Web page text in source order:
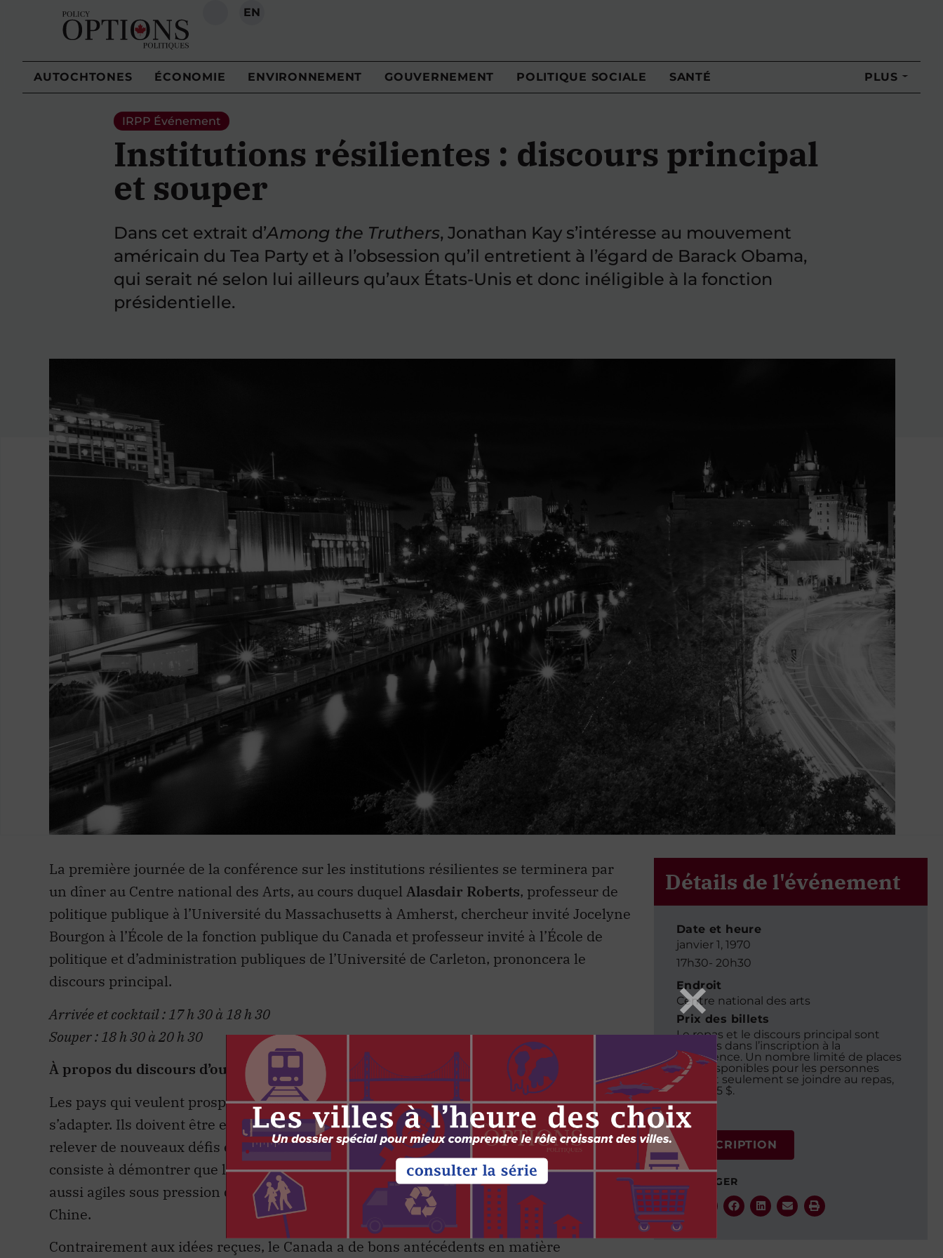
RECHERCHE
EN
AUTOCHTONES ÉCONOMIE ENVIRONNEMENT GOUVERNEMENT POLITIQUE SOCIALE SANTÉ PLUS
IRPP Événement
Institutions résilientes : discours principal
et souper
Dans cet extrait d’Among the Truthers, Jonathan Kay s’intéresse au mouvement
américain du Tea Party et à l’obsession qu’il entretient à l’égard de Barack Obama,
qui serait né selon lui ailleurs qu’aux États-Unis et donc inéligible à la fonction
présidentielle.
La première journée de la conférence sur les institutions résilientes se terminera par
un dîner au Centre national des Arts, au cours duquel Alasdair Roberts, professeur de
politique publique à l’Université du Massachusetts à Amherst, chercheur invité Jocelyne
Bourgon à l’École de la fonction publique du Canada et professeur invité à l’École de
politique et d’administration publiques de l’Université de Carleton, prononcera le
discours principal.
Arrivée et cocktail : 17 h 30 à 18 h 30
Souper : 18 h 30 à 20 h 30
À propos du discours d’ouverture : CONSTRUIRE UN PAYS ADAPTABLE
Les pays qui veulent prospérer dans cette époque turbulente doivent être capables de
s’adapter. Ils doivent être en mesure de reconfigurer leurs institutions publiques pour
relever de nouveaux défis et répondre à l’évolution des attentes du public. Notre défi
consiste à démontrer que les démocraties occidentales comme le Canada peuvent être
aussi agiles sous pression que les systèmes autoritaires technocratiques comme la
Chine.
Contrairement aux idées reçues, le Canada a de bons antécédents en matière
Détails de l'événement
Date et heure
janvier 1, 1970
17h30- 20h30
Endroit
Centre national des arts
Prix des billets
Le repas et le discours principal sont
compris dans l’inscription à la
conférence. Un nombre limité de places
sont disponibles pour les personnes
voulant seulement se joindre au repas,
pour 175 $.
INSCRIPTION
PARTAGER